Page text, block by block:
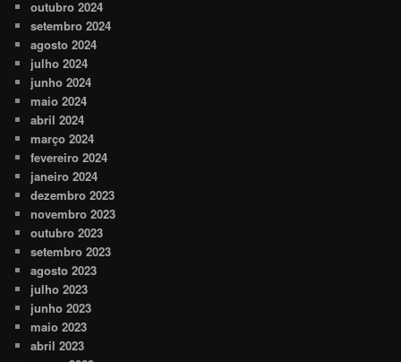
outubro 2024
setembro 2024
agosto 2024
julho 2024
junho 2024
maio 2024
abril 2024
março 2024
fevereiro 2024
janeiro 2024
dezembro 2023
novembro 2023
outubro 2023
setembro 2023
agosto 2023
julho 2023
junho 2023
maio 2023
abril 2023